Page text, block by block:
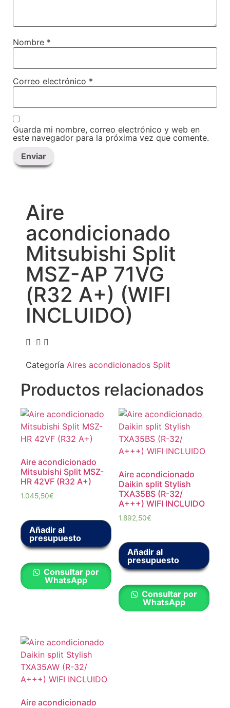
Nombre *
Correo electrónico *
Guarda mi nombre, correo electrónico y web en
este navegador para la próxima vez que comente.
Aire
acondicionado
Mitsubishi Split
MSZ-AP 71VG
(R32 A+) (WIFI
INCLUIDO)
Categoría Aires acondicionados Split
Productos relacionados
Aire acondicionado
Mitsubishi Split MSZ-
HR 42VF (R32 A+)
1.045,50€
Añadir al
presupuesto
Consultar por
WhatsApp
Aire acondicionado
Daikin split Stylish
TXA35BS (R-32/
A+++) WIFI INCLUIDO
1.892,50€
Añadir al
presupuesto
Consultar por
WhatsApp
Aire acondicionado